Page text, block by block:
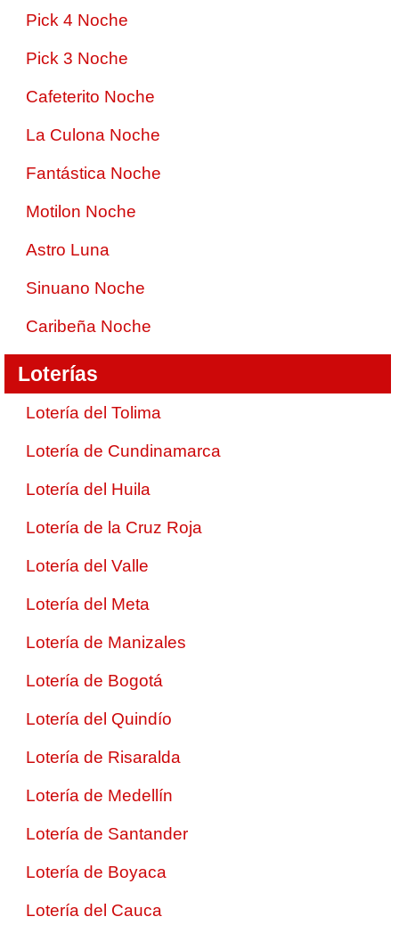
Pick 4 Noche
Pick 3 Noche
Cafeterito Noche
La Culona Noche
Fantástica Noche
Motilon Noche
Astro Luna
Sinuano Noche
Caribeña Noche
Loterías
Lotería del Tolima
Lotería de Cundinamarca
Lotería del Huila
Lotería de la Cruz Roja
Lotería del Valle
Lotería del Meta
Lotería de Manizales
Lotería de Bogotá
Lotería del Quindío
Lotería de Risaralda
Lotería de Medellín
Lotería de Santander
Lotería de Boyaca
Lotería del Cauca